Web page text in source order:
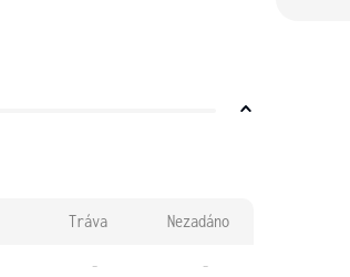
Tráva Nezadáno
- -